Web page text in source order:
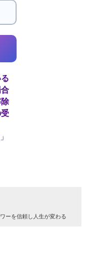
ーを信頼し人生が変わる